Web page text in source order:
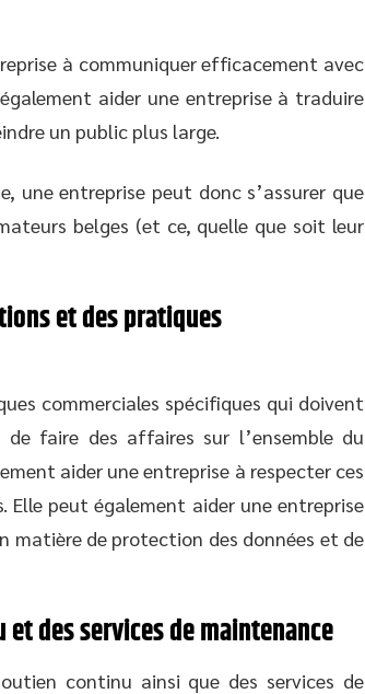
à communiquer efficacement avec
aider une entreprise à traduire
un public plus large.
une entreprise peut donc s’assurer que
belges (et ce, quelle que soit leur
et des pratiques
commerciales spécifiques qui doivent
de faire des affaires sur l’ensemble du
aider une entreprise à respecter ces
peut également aider une entreprise
matière de protection des données et de
des services de maintenance
continu ainsi que des services de